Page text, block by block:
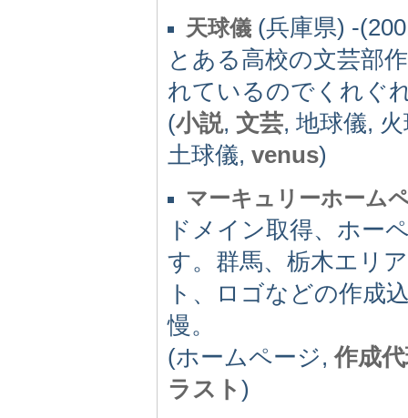
天球儀 (兵庫県) -
とある高校の文芸部
れているのでくれぐ
(小説, 文芸, 地球儀,
土球儀, venus)
マーキュリーホーム
ドメイン取得、ホー
す。群馬、栃木エリ
ト、ロゴなどの作成
慢。
(ホームページ,作成
ラスト )